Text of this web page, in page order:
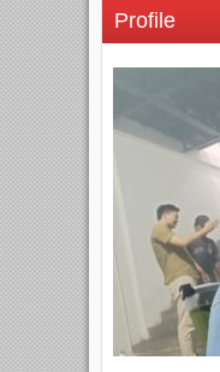
Profile